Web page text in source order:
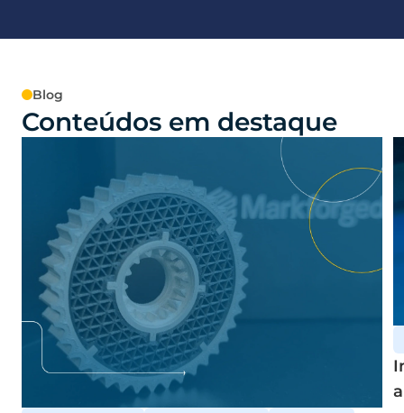
Blog
Conteúdos em destaque